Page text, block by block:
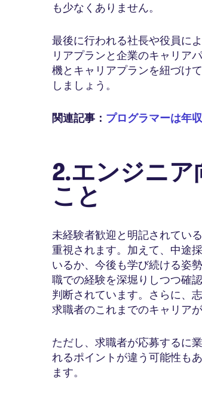
も少なくありません。
最後に行われる社長や役員に
リアプランと企業のキャリア
機とキャリアプランを紐づけ
しましょう。
関連記事： プログラマーは年
2.エンジニ
こと
未経験者歓迎と明記されてい
重視されます。加えて、中途
いるか、今後も学び続ける姿
職での経験を深堀りしつつ確
判断されています。さらに、
求職者のこれまでのキャリア
ただし、求職者が応募するに
れるポイントが違う可能性も
ます。